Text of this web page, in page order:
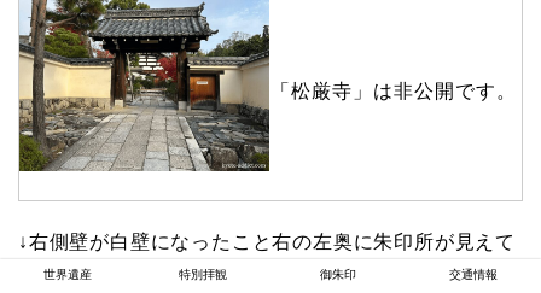
「松厳寺」は非公開です。
↓右側壁が白壁になったこと右の左奥に朱印所が見えて
きます。
世界遺産 特別拝観 御朱印 交通情報